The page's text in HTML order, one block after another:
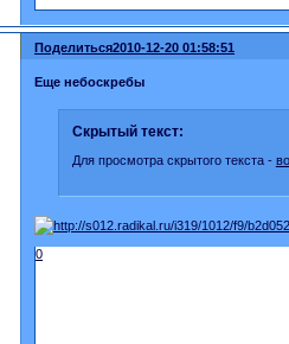
Поделиться2010-12-20 01:58:51
Еще небоскребы
Скрытый текст:
Для просмотра скрытого текста -
0